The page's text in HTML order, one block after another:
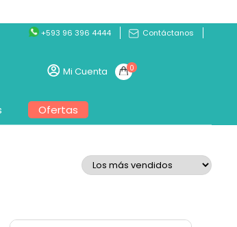
+593 96 396 4444
Contáctanos
Mi Cuenta 0
Ofertas